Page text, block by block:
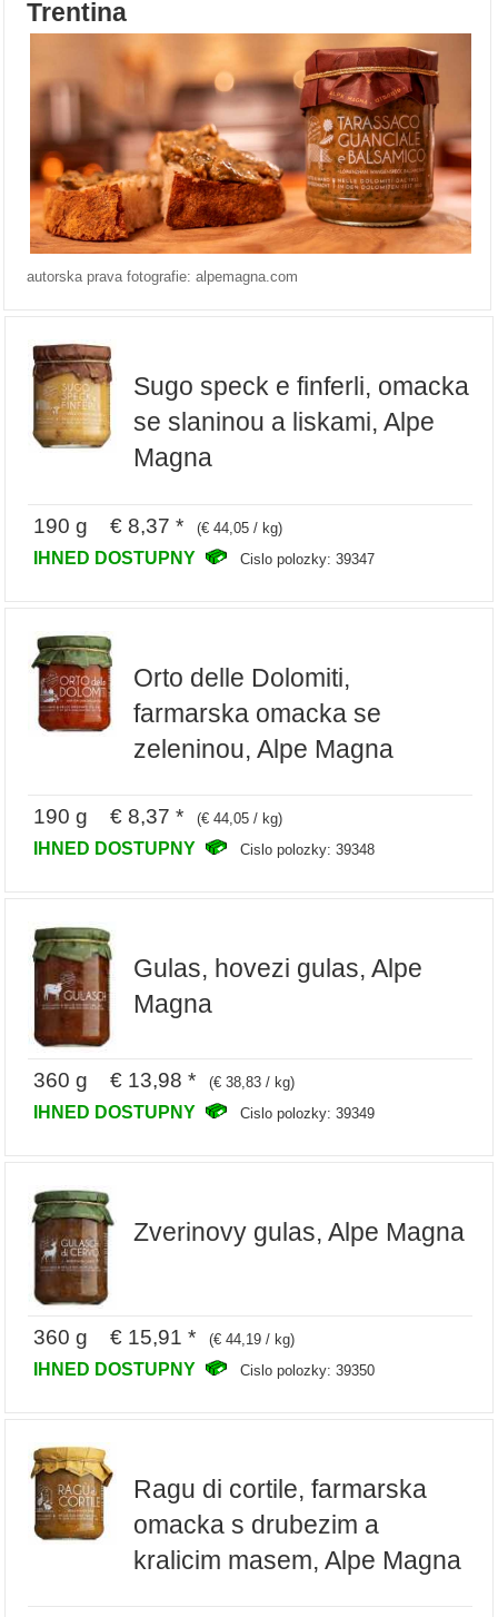
Trentina
autorska prava fotografie: alpemagna.com
Sugo speck e finferli, omacka
se slaninou a liskami, Alpe
Magna
190 g € 8,37 * (€ 44,05 / kg)
IHNED DOSTUPNY Cislo polozky: 39347
Orto delle Dolomiti,
farmarska omacka se
zeleninou, Alpe Magna
190 g € 8,37 * (€ 44,05 / kg)
IHNED DOSTUPNY Cislo polozky: 39348
Gulas, hovezi gulas, Alpe
Magna
360 g € 13,98 * (€ 38,83 / kg)
IHNED DOSTUPNY Cislo polozky: 39349
Zverinovy gulas, Alpe Magna
360 g € 15,91 * (€ 44,19 / kg)
IHNED DOSTUPNY Cislo polozky: 39350
Ragu di cortile, farmarska
omacka s drubezim a
kralicim masem, Alpe Magna